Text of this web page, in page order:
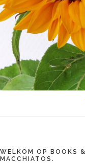
WELKOM OP BOOKS &
MACCHIATOS.